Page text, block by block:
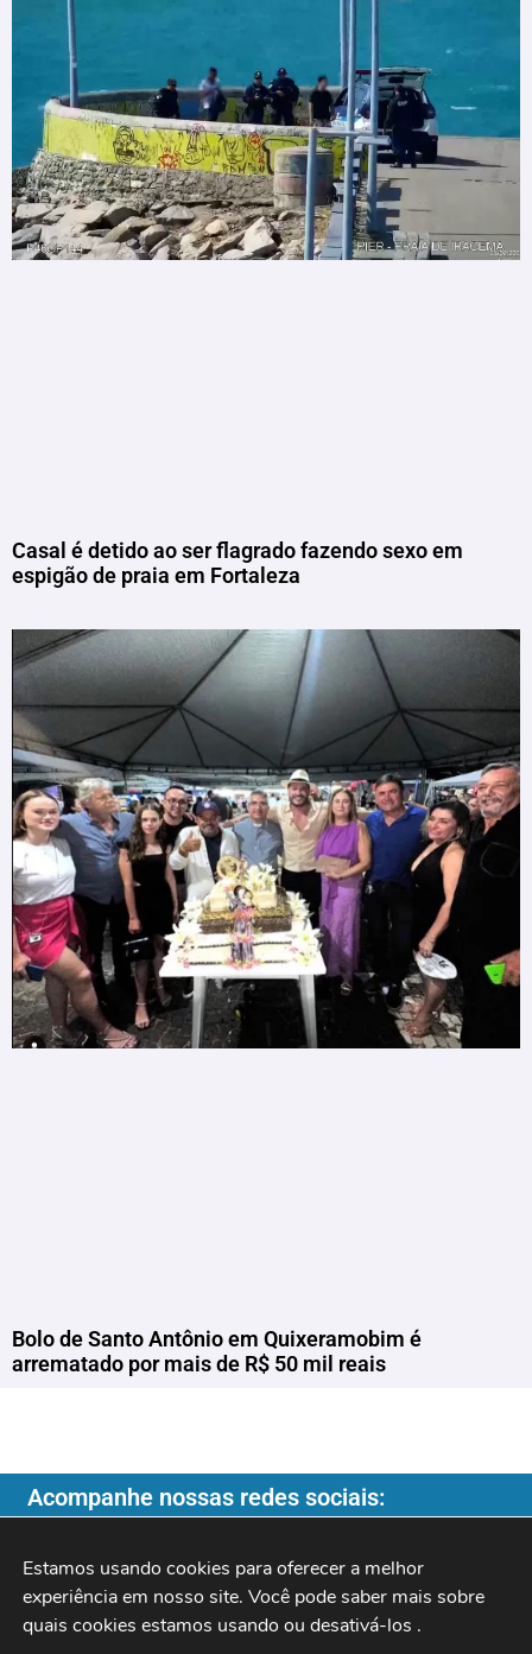
Casal é detido ao ser flagrado fazendo sexo em
espigão de praia em Fortaleza
Bolo de Santo Antônio em Quixeramobim é
arrematado por mais de R$ 50 mil reais
Acompanhe nossas redes sociais:
Copyright ©️ 2026| Programa do Rochinha |
Estamos usando cookies para oferecer a melhor
experiência em nosso site. Você pode saber mais sobre
quais cookies estamos usando ou desativá-los .